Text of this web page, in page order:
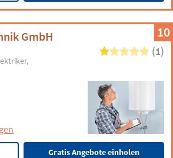
10
GmbH
(1)
Gratis Angebote einholen